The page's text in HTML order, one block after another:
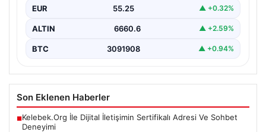
EUR 55.25 ▲ +0.32%
ALTIN 6660.6 ▲ +2.59%
BTC 3091908 ▲ +0.94%
Son Eklenen Haberler
■Kelebek.Org İle Dijital İletişimin Sertifikalı Adresi Ve Sohbet
Deneyimi